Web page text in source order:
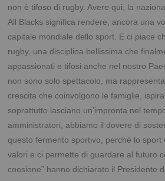
non è tifoso di rugby. Avere qui, la
All Blacks significa rendere, ancora una
capitale mondiale dello sport. E ci piace
rugby, una disciplina bellissima che
appassionati e tifosi anche nel nostro
non sono solo spettacolo, ma
crescita che coinvolgono le famiglie,
soprattutto lasciano un’impronta nel
amministratori, abbiamo il dovere di
questo fermento sportivo, perché lo sport
valori e ci permette di guardare al futuro
coesione” hanno dichiarato il Presidente